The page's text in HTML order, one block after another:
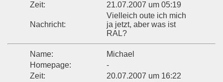
Zeit:
21.07.2007 um 05:19
Nachricht:
Vielleich oute ich mich
ja jetzt, aber was ist
RAL?
Name:
Michael
Homepage:
-
Zeit:
20.07.2007 um 16:22